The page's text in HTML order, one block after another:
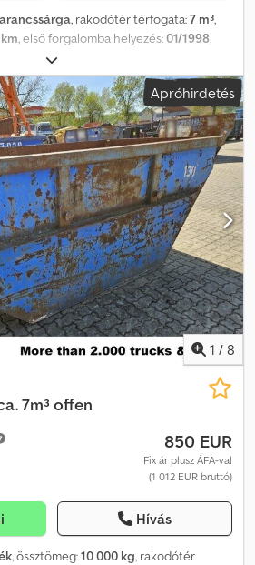
, rakodótér térfogata:7 m³,
, első forgalomba helyezés:01/1998,
egyéb
cseretartály, kb. 7 m³. A gyártó és a
meg, mivel a típustábla hiányzik.
NÉLKÜL, változások, közbenső
jogát fenntartjuk! Chedpfxey Ig Hmj
Apróhirdetés
1 / 8
7m³ offen
850 EUR
Fix ár plusz ÁFA-val
(1 012 EUR bruttó)
Hívás
, össztömeg:10 000 kg, rakodótér